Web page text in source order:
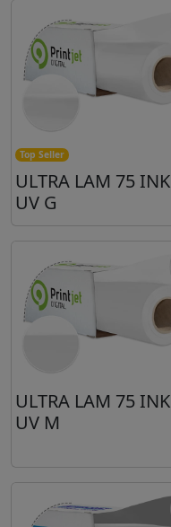
Top Seller
ULTRA LAM 75 INK
UV G
ULTRA LAM 75 INK
UV M